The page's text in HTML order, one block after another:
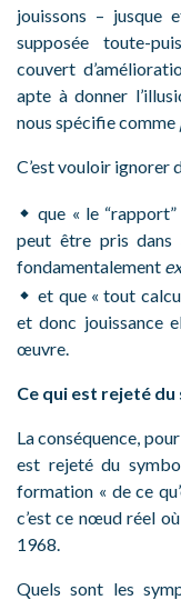
jouissons –
supposée toute-
couvert
apte à donner
nous spécifie comme
C’est vouloir ignorer
que « le
peut être pris dans
fondamentalement ex
et que « tout
et donc jouissance
œuvre.
Ce qui est rejeté
La conséquence,
est rejeté du
formation « de ce
c’est ce nœud réel
1968.
Quels sont les